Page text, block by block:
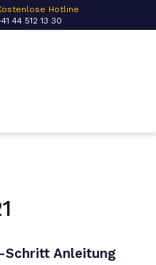
Hotline
44 512 13 30
Anleitung